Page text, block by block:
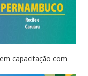
capacitação com